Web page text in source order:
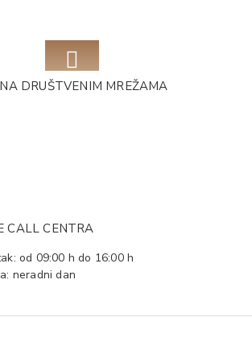
DRUŠTVENIM MREŽAMA
CALL CENTRA
od 09:00 h do 16:00 h
neradni dan